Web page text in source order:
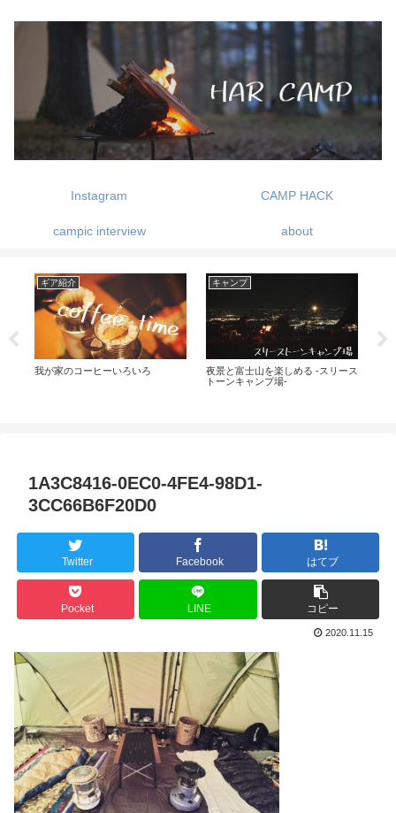
Instagram CAMP HACK
campic interview about
ギア紹介
我が家のコーヒーいろいろ
キャンプ
夜景と富士山を楽しめる -スリース
トーンキャンプ場-
1A3C8416-0EC0-4FE4-98D1-
3CC66B6F20D0
Twitter Facebook はてブ
Pocket LINE コピー
2020.11.15